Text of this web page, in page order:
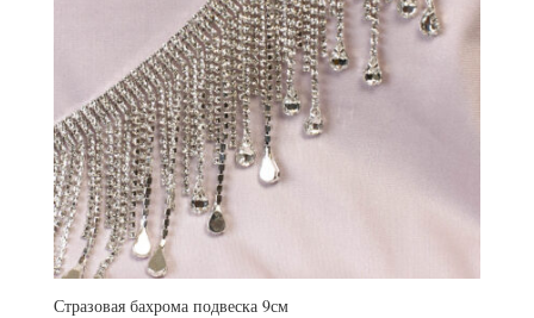
Стразовая бахрома подвеска 9см